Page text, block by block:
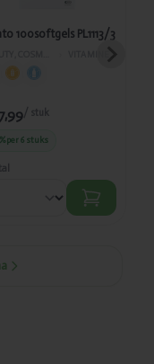
100softgels PL1113/3
VITAMINES EN SUPPLEMENTEN
/ stuk
per 6 stuks